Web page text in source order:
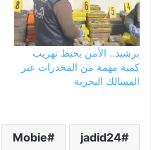
برشيد.. الأمن يحبط تهريب
كمية مهمة من المخدرات عبر
المسالك البحرية
jadid24
Mobie